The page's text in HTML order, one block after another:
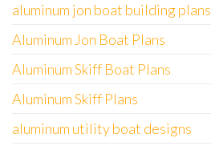
aluminum jon boat building plans
Aluminum Jon Boat Plans
Aluminum Skiff Boat Plans
Aluminum Skiff Plans
aluminum utility boat designs